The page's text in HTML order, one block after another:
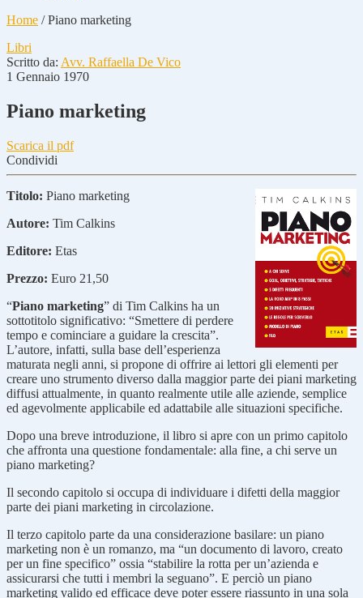
Home /Piano marketing
Libri
Scritto da: Avv. Raffaella De Vico
1 Gennaio 1970
Piano marketing
Scarica il pdf
Condividi
Titolo: Piano marketing
Autore: Tim Calkins
Editore: Etas
Prezzo: Euro 21,50
“Piano marketing” di Tim Calkins ha un
sottotitolo significativo: “Smettere di perdere
tempo e cominciare a guidare la crescita”.
L’autore, infatti, sulla base dell’esperienza
maturata negli anni, si propone di offrire ai lettori gli elementi per
creare uno strumento diverso dalla maggior parte dei piani marketing
diffusi attualmente, in quanto realmente utile alle aziende, semplice
ed agevolmente applicabile ed adattabile alle situazioni specifiche.
Dopo una breve introduzione, il libro si apre con un primo capitolo
che affronta una questione fondamentale: alla fine, a chi serve un
piano marketing?
Il secondo capitolo si occupa di individuare i difetti della maggior
parte dei piani marketing in circolazione.
Il terzo capitolo parte da una considerazione basilare: un piano
marketing non è un romanzo, ma “un documento di lavoro, creato
per un fine specifico” ossia “stabilire la rotta per un’azienda e
assicurarsi che tutti i membri la seguano”. E perciò un piano
marketing valido ed efficace deve poter essere riassunto in una sola